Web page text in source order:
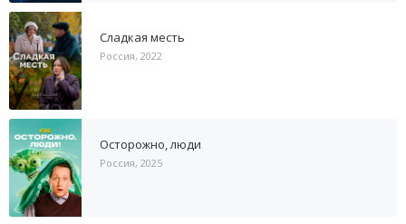
Сладкая месть
Россия, 2022
Осторожно, люди
Россия, 2025